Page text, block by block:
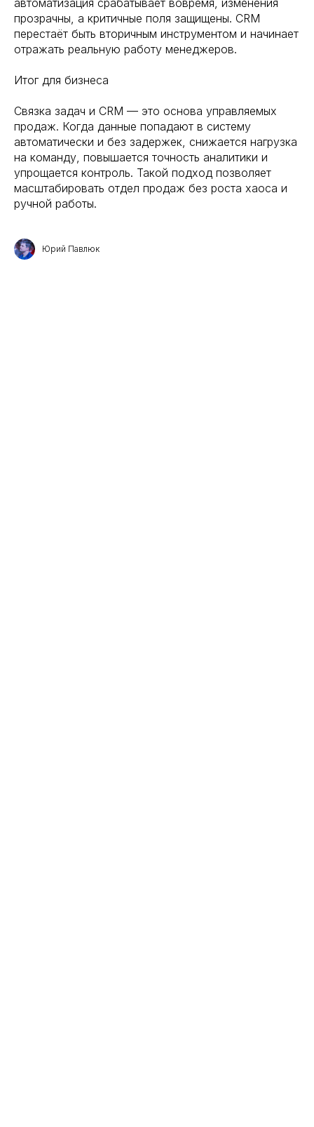
прозрачны, а критичные поля защищены. CRM
перестаёт быть вторичным инструментом и начинает
отражать реальную работу менеджеров.
Итог для бизнеса
Связка задач и CRM — это основа управляемых
продаж. Когда данные попадают в систему
автоматически и без задержек, снижается нагрузка
на команду, повышается точность аналитики и
упрощается контроль. Такой подход позволяет
масштабировать отдел продаж без роста хаоса и
ручной работы.
Юрий Павлюк